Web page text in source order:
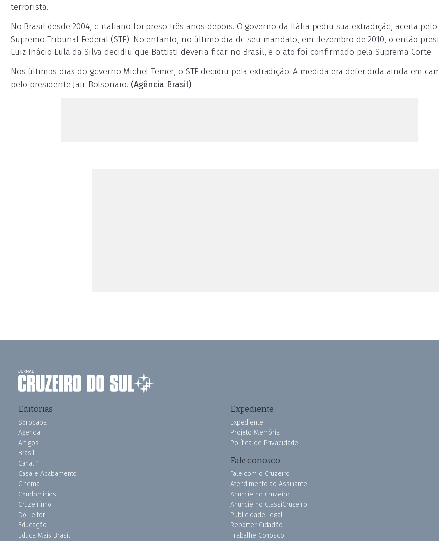
terrorista.
No Brasil desde 2004, o italiano foi preso três anos depois. O governo da Itália pediu sua extradição, aceita pelo
Supremo Tribunal Federal (STF). No entanto, no último dia de seu mandato, em dezembro de 2010, o então
Luiz Inácio Lula da Silva decidiu que Battisti deveria ficar no Brasil, e o ato foi confirmado pela Suprema Corte.
Nos últimos dias do governo Michel Temer, o STF decidiu pela extradição. A medida era defendida ainda em
pelo presidente Jair Bolsonaro. (Agência Brasil)
Editorias
Sorocaba
Agenda
Artigos
Brasil
Canal 1
Casa e Acabamento
Cinema
Condomínios
Cruzeirinho
Do Leitor
Educação
Educa Mais Brasil
Expediente
Expediente
Projeto Memória
Política de Privacidade
Fale conosco
Fale com o Cruzeiro
Atendimento ao Assinante
Anuncie no Cruzeiro
Anuncie no ClassiCruzeiro
Publicidade Legal
Repórter Cidadão
Trabalhe Conosco